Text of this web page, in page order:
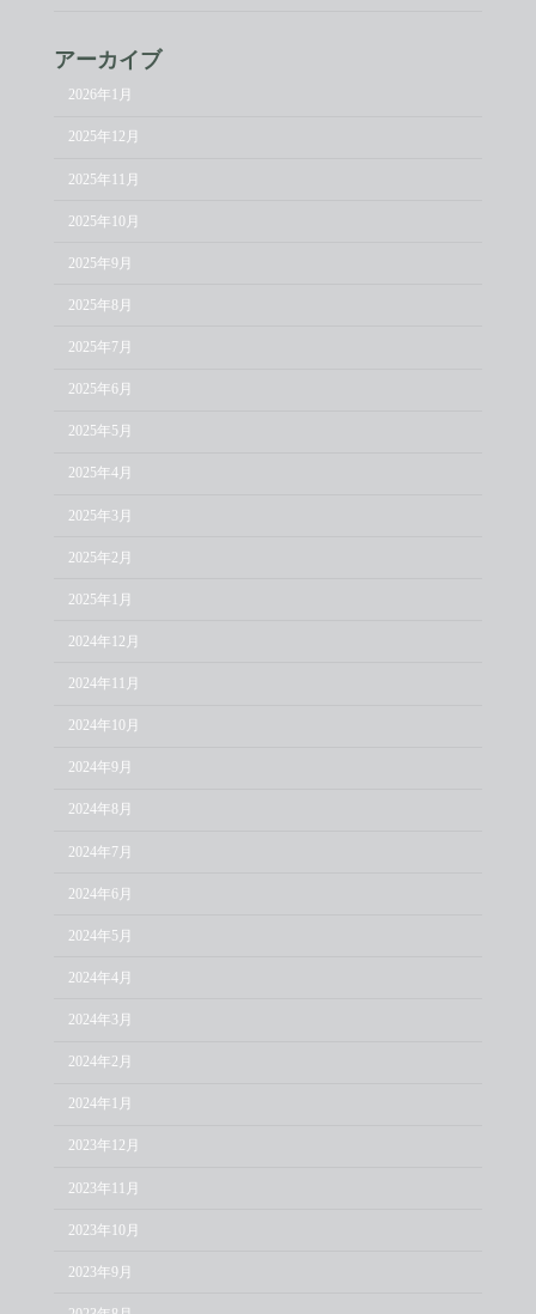
アーカイブ
2026年1月
2025年12月
2025年11月
2025年10月
2025年9月
2025年8月
2025年7月
2025年6月
2025年5月
2025年4月
2025年3月
2025年2月
2025年1月
2024年12月
2024年11月
2024年10月
2024年9月
2024年8月
2024年7月
2024年6月
2024年5月
2024年4月
2024年3月
2024年2月
2024年1月
2023年12月
2023年11月
2023年10月
2023年9月